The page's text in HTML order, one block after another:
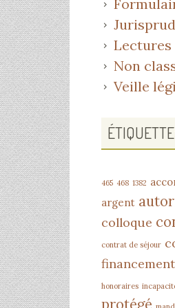
Lectures
Non
Veille
465 468 1382
argent
colloque
contrat de séjour
financement
honoraires
protégé